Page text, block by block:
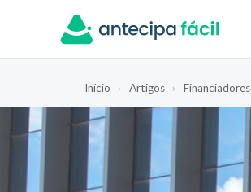
Início › Artigos › Financiadores